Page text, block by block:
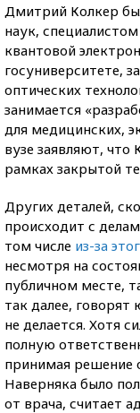
Дмитрий Колкер
наук,
квантовой
госуниверситете,
оптических
занимается
для медицинских,
вузе заявляют, что
рамках закрытой
Других деталей,
происходит с
том числе из-за
несмотря на
публичном месте,
так далее,
не делается. Хотя
полную
принимая решение
Наверняка было
от врача, считает